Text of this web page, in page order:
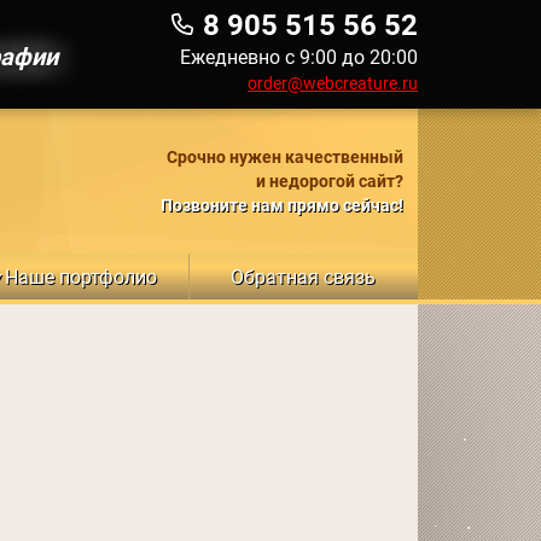
8 905 515 56 52
Ежедневно с 9:00 до 20:00
order@webcreature.ru
Срочно нужен качественный
и недорогой сайт?
Позвоните нам прямо сейчас!
Наше портфолио Обратная связь